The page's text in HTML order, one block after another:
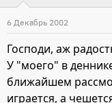
т
е
ы
а
ч
л
а
6 Декабрь 2002
Господи, аж
У "моего" в
ближайшем
играется, а